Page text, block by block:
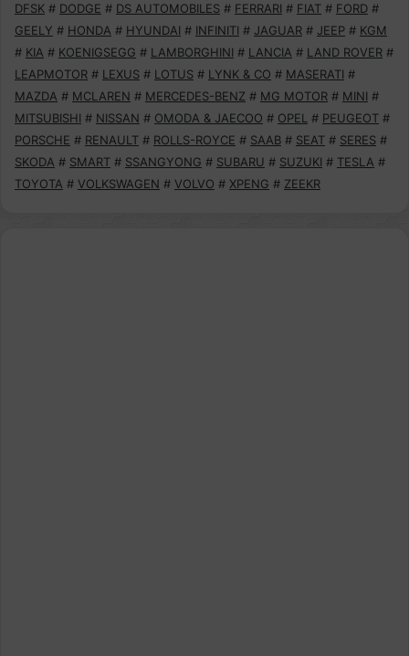
DFSK # DODGE # DS AUTOMOBILES # FERRARI # FIAT # FORD #
GEELY # HONDA # HYUNDAI # INFINITI # JAGUAR # JEEP # KGM
# KIA # KOENIGSEGG # LAMBORGHINI # LANCIA # LAND ROVER #
LEAPMOTOR # LEXUS # LOTUS # LYNK & CO # MASERATI #
MAZDA # MCLAREN # MERCEDES-BENZ # MG MOTOR # MINI #
MITSUBISHI # NISSAN # OMODA & JAECOO # OPEL # PEUGEOT #
PORSCHE # RENAULT # ROLLS-ROYCE # SAAB # SEAT # SERES #
SKODA # SMART # SSANGYONG # SUBARU # SUZUKI # TESLA #
TOYOTA # VOLKSWAGEN # VOLVO # XPENG # ZEEKR